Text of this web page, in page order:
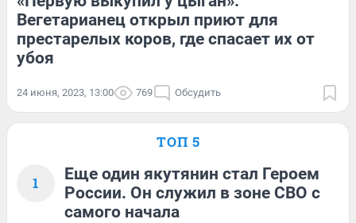
Вегетарианец открыл приют для
престарелых коров, где спасает их от
убоя
24 июня, 2023, 13:00 769 Обсудить
ТОП 5
1
Еще один якутянин стал Героем
России. Он служил в зоне СВО с
самого начала